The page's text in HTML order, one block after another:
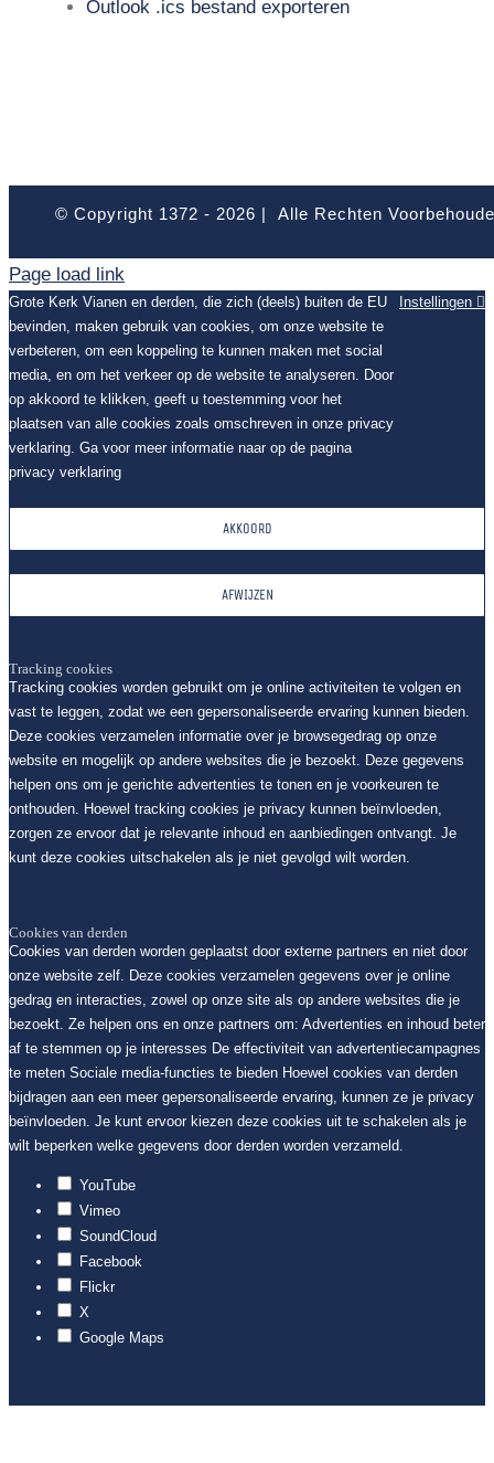
Outlook .ics bestand exporteren
© Copyright 1372 - 2026 | Alle Rechten
Page load link
Grote Kerk Vianen en derden, die zich (deels) buiten de EU
bevinden, maken gebruik van cookies, om onze website te
verbeteren, om een koppeling te kunnen maken met social
media, en om het verkeer op de website te analyseren. Door
op akkoord te klikken, geeft u toestemming voor het
plaatsen van alle cookies zoals omschreven in onze privacy
verklaring. Ga voor meer informatie naar op de pagina
privacy verklaring
Instellingen
AKKOORD
AFWIJZEN
Tracking cookies
Tracking cookies worden gebruikt om je online activiteiten te volgen en
vast te leggen, zodat we een gepersonaliseerde ervaring kunnen bieden.
Deze cookies verzamelen informatie over je browsegedrag op onze
website en mogelijk op andere websites die je bezoekt. Deze gegevens
helpen ons om je gerichte advertenties te tonen en je voorkeuren te
onthouden. Hoewel tracking cookies je privacy kunnen beïnvloeden,
zorgen ze ervoor dat je relevante inhoud en aanbiedingen ontvangt. Je
kunt deze cookies uitschakelen als je niet gevolgd wilt worden.
Cookies van derden
Cookies van derden worden geplaatst door externe partners en niet door
onze website zelf. Deze cookies verzamelen gegevens over je online
gedrag en interacties, zowel op onze site als op andere websites die je
bezoekt. Ze helpen ons en onze partners om: Advertenties en inhoud beter
af te stemmen op je interesses De effectiviteit van advertentiecampagnes
te meten Sociale media-functies te bieden Hoewel cookies van derden
bijdragen aan een meer gepersonaliseerde ervaring, kunnen ze je privacy
beïnvloeden. Je kunt ervoor kiezen deze cookies uit te schakelen als je
wilt beperken welke gegevens door derden worden verzameld.
YouTube
Vimeo
SoundCloud
Facebook
Flickr
X
Google Maps